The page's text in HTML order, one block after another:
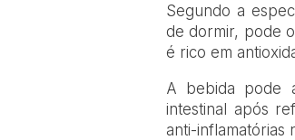
Segundo a
de dormir, pode
é rico em
A bebida pode
intestinal após
anti-inflamatórias